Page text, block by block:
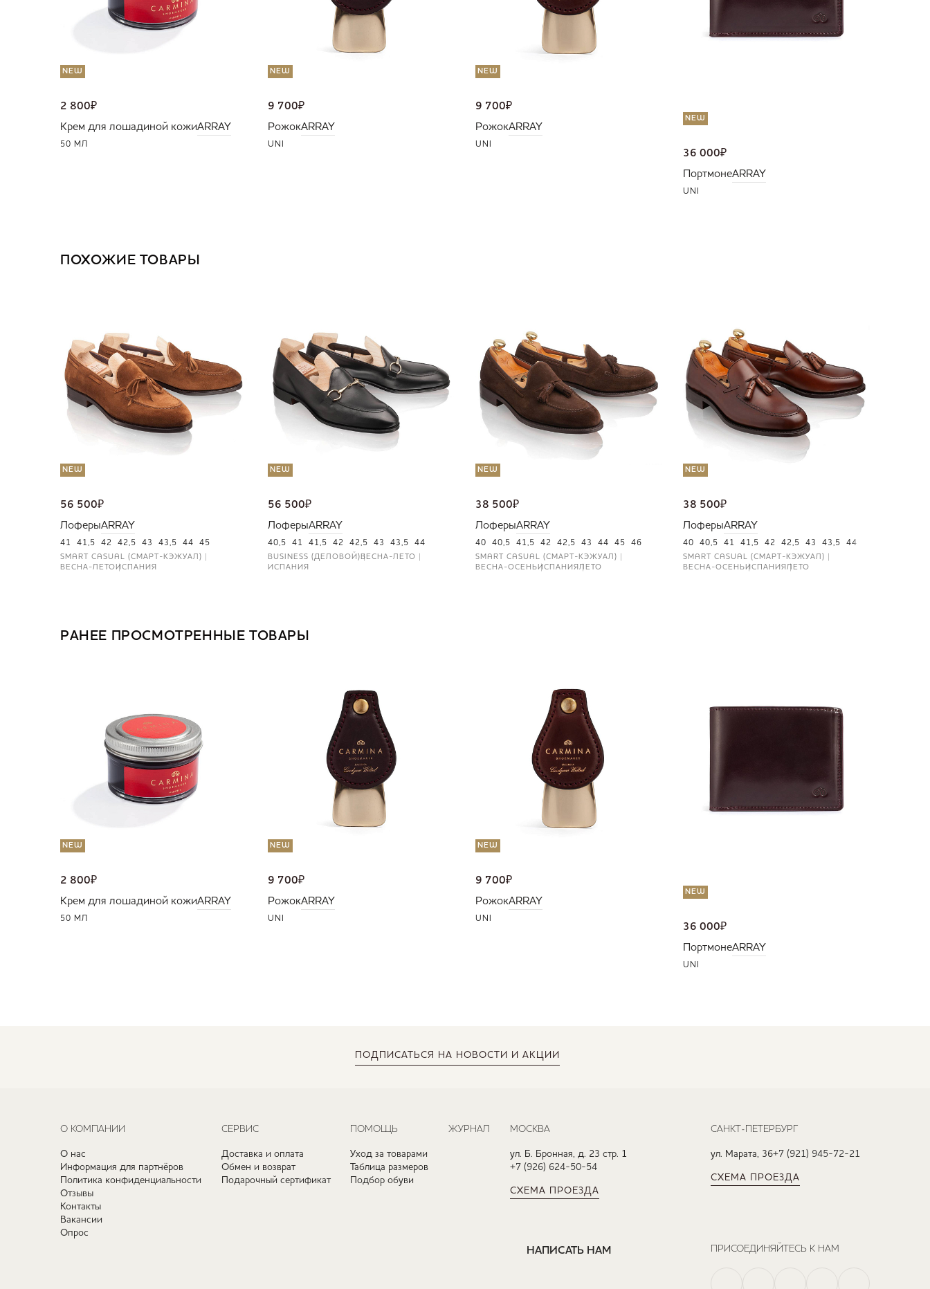
NEW
2 800₽
Крем для лошадиной кожиARRAY
50 МЛ
NEW
9 700₽
РожокARRAY
UNI
NEW
9 700₽
РожокARRAY
UNI
NEW
36 000₽
ПортмонеARRAY
UNI
ПОХОЖИЕ ТОВАРЫ
NEW
56 500₽
ЛоферыARRAY
41 41,5 42 42,5 43 43,5 44 45
SMART CASUAL (СМАРТ-КЭЖУАЛ)
ВЕСНА-ЛЕТОИСПАНИЯ
NEW
56 500₽
ЛоферыARRAY
40,5 41 41,5 42 42,5 43 43,5 44
BUSINESS (ДЕЛОВОЙ)ВЕСНА-ЛЕТО
ИСПАНИЯ
NEW
38 500₽
ЛоферыARRAY
40 40,5 41,5 42 42,5 43 44 45 46
SMART CASUAL (СМАРТ-КЭЖУАЛ)
ВЕСНА-ОСЕНЬИСПАНИЯЛЕТО
NEW
38 500₽
ЛоферыARRAY
40 40,5 41 41,5 42 42,5 43 43,5 44
SMART CASUAL (СМАРТ-КЭЖУАЛ)
ВЕСНА-ОСЕНЬИСПАНИЯЛЕТО
РАНЕЕ ПРОСМОТРЕННЫЕ ТОВАРЫ
NEW
2 800₽
Крем для лошадиной кожиARRAY
50 МЛ
NEW
9 700₽
РожокARRAY
UNI
NEW
9 700₽
РожокARRAY
UNI
NEW
36 000₽
ПортмонеARRAY
UNI
ПОДПИСАТЬСЯ НА НОВОСТИ И АКЦИИ
О КОМПАНИИ
О нас
Информация для партнёров
Политика конфиденциальности
Отзывы
Контакты
Вакансии
Опрос
СЕРВИС
Доставка и оплата
Обмен и возврат
Подарочный сертификат
ПОМОЩЬ
Уход за товарами
Таблица размеров
Подбор обуви
ЖУРНАЛ МОСКВА
ул. Б. Бронная, д. 23 стр. 1
+7 (926) 624-50-54
СХЕМА ПРОЕЗДА
САНКТ-ПЕТЕРБУРГ
ул. Марата, 36+7 (921) 945-72-21
СХЕМА ПРОЕЗДА
НАПИСАТЬ НАМ ПРИСОЕДИНЯЙТЕСЬ К НАМ